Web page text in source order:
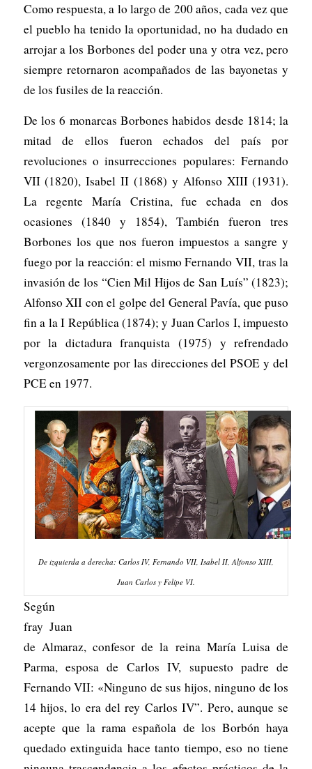
Como respuesta, a lo largo de 200 años, cada vez que
el pueblo ha tenido la oportunidad, no ha dudado en
arrojar a los Borbones del poder una y otra vez, pero
siempre retornaron acompañados de las bayonetas y
de los fusiles de la reacción.
De los 6 monarcas Borbones habidos desde 1814; la
mitad de ellos fueron echados del país por
revoluciones o insurrecciones populares: Fernando
VII (1820), Isabel II (1868) y Alfonso XIII (1931).
La regente María Cristina, fue echada en dos
ocasiones (1840 y 1854), También fueron tres
Borbones los que nos fueron impuestos a sangre y
fuego por la reacción: el mismo Fernando VII, tras la
invasión de los “Cien Mil Hijos de San Luís” (1823);
Alfonso XII con el golpe del General Pavía, que puso
fin a la I República (1874); y Juan Carlos I, impuesto
por la dictadura franquista (1975) y refrendado
vergonzosamente por las direcciones del PSOE y del
PCE en 1977.
De izquierda a derecha: Carlos IV, Fernando VII, Isabel II, Alfonso XIII,
Juan Carlos y Felipe VI.
Según
fray Juan
de Almaraz, confesor de la reina María Luisa de
Parma, esposa de Carlos IV, supuesto padre de
Fernando VII: «Ninguno de sus hijos, ninguno de los
14 hijos, lo era del rey Carlos IV”. Pero, aunque se
acepte que la rama española de los Borbón haya
quedado extinguida hace tanto tiempo, eso no tiene